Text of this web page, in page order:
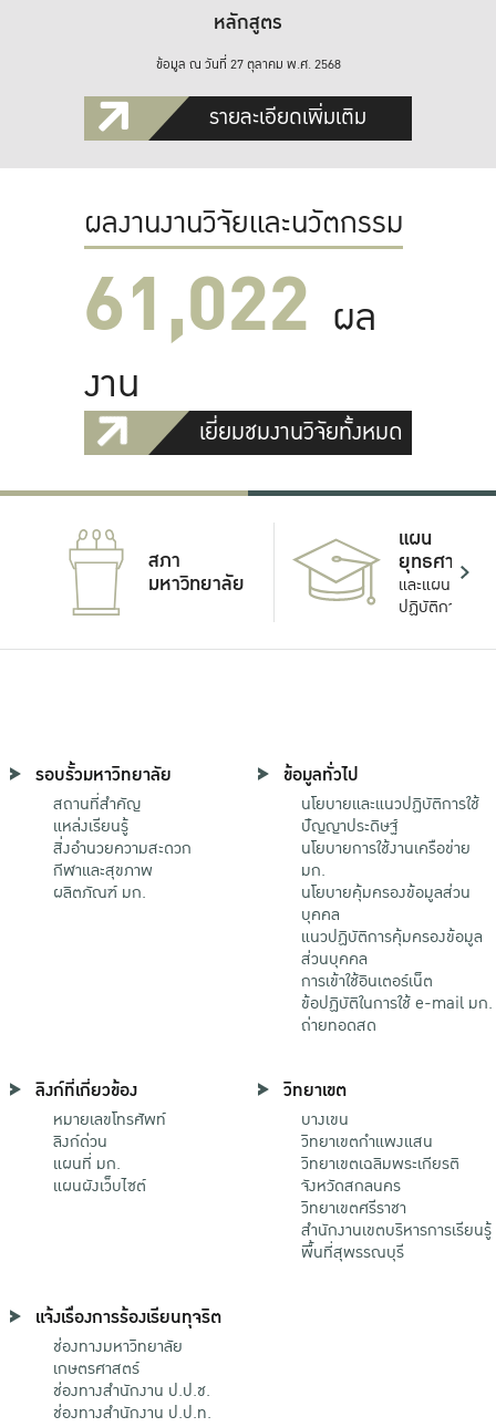
หลักสูตร
ข้อมูล ณ วันที่ 27 ตุลาคม พ.ศ. 2568
รายละเอียดเพิ่มเติม
ผลงานงานวิจัยและนวัตกรรม
61,022 ผล
งาน
เยี่ยมชมงานวิจัยทั้งหมด
สภา
มหาวิทยาลัย
แผน
ยุทธศาสตร์
และแผน
ปฏิบัติการ
รอบรั้วมหาวิทยาลัย
สถานที่สำคัญ
แหล่งเรียนรู้
สิ่งอำนวยความสะดวก
กีฬาและสุขภาพ
ผลิตภัณฑ์ มก.
ข้อมูลทั่วไป
นโยบายและแนวปฏิบัติการใช้
ปัญญาประดิษฐ์
นโยบายการใช้งานเครือข่าย
มก.
นโยบายคุ้มครองข้อมูลส่วน
บุคคล
แนวปฏิบัติการคุ้มครองข้อมูล
ส่วนบุคคล
การเข้าใช้อินเตอร์เน็ต
ข้อปฏิบัติในการใช้ e-mail มก.
ถ่ายทอดสด
ลิงก์ที่เกี่ยวข้อง
หมายเลขโทรศัพท์
ลิงก์ด่วน
แผนที่ มก.
แผนผังเว็บไซต์
วิทยาเขต
บางเขน
วิทยาเขตกําแพงแสน
วิทยาเขตเฉลิมพระเกียรติ
จังหวัดสกลนคร
วิทยาเขตศรีราชา
สำนักงานเขตบริหารการเรียนรู้
พื้นที่สุพรรณบุรี
แจ้งเรื่องการร้องเรียนทุจริต
ช่องทางมหาวิทยาลัย
เกษตรศาสตร์
ช่องทางสำนักงาน ป.ป.ช.
ช่องทางสำนักงาน ป.ป.ท.